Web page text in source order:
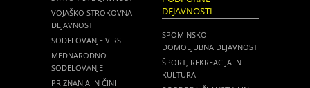
VOJAŠKO STROKOVNA
DEJAVNOST
SODELOVANJE V RS
MEDNARODNO
SODELOVANJE
PRIZNANJA IN ČINI
DEJAVNOSTI
SPOMINSKO
DOMOLJUBNA DEJAVNOST
ŠPORT, REKREACIJA IN
KULTURA